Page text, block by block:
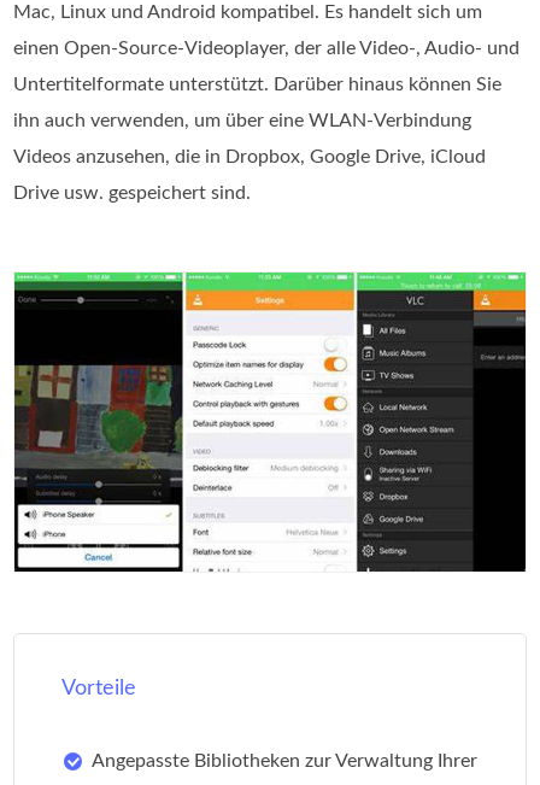
Mac, Linux und Android kompatibel. Es handelt sich um
einen Open-Source-Videoplayer, der alle Video-, Audio- und
Untertitelformate unterstützt. Darüber hinaus können Sie
ihn auch verwenden, um über eine WLAN-Verbindung
Videos anzusehen, die in Dropbox, Google Drive, iCloud
Drive usw. gespeichert sind.
Vorteile
Angepasste Bibliotheken zur Verwaltung Ihrer